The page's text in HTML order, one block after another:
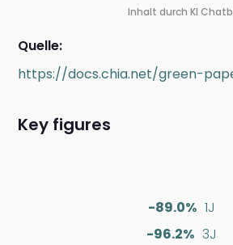
Inhalt durch KI
Quelle:
https://docs.chia.net/green-
Key figures
-89.0% 1J
-96.2% 3J